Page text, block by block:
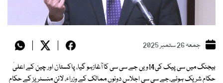
جمعہ 26 ستمبر 2025
بیجنگ میں سی پیک کی14ویں جے سی سی کا آغازہو گیا، پاکستان اور چین کے اعلیٰ
حکام شریک ہوئے،جے سی سی اجلاس دونوں ممالک کے وزراء، لائن منسٹریز کے حکام